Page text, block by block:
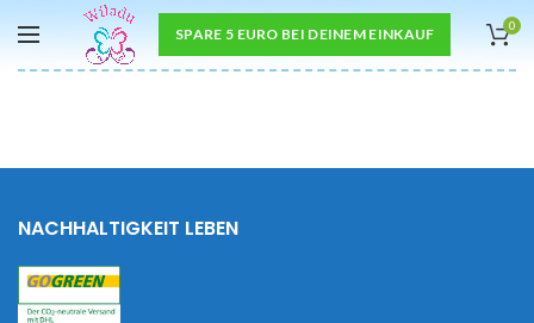
SPARE 5 EURO BEI DEINEM EINKAUF 0
NACHHALTIGKEIT LEBEN